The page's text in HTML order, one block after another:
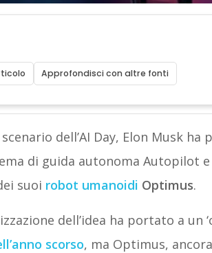
Approfondisci con altre fonti
dell’AI Day, Elon Musk
di guida autonoma Autopilot
suoi robot umanoidi Optimus.
dell’idea ha portato a un
scorso, ma Optimus,